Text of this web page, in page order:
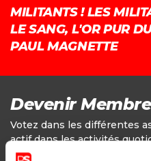
MILITANTS ! LES
LE SANG, L'OR PUR
PAUL MAGNETTE
Devenir
Votez dans les différentes
actif dans les activités
définition des positions